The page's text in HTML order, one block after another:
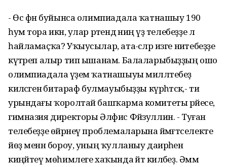
- Өс фән буйынса олимпиадала ҡатнашыу 190
һум тора икән, улар рәтендә ниңә үҙ телебеҙҙе лә
һайламаҫҡа? Уҡыусылар, ата-әсәләр изге ниәтебеҙҙе
күтәреп алыр тип ышанам. Балаларыбыҙҙың ошо
олимпиадала әүҙем ҡатнашыуы милләтебеҙ
киләсәгенә битараф булмауыбыҙҙы күрһәтәсәк,- ти
урындағы ҡоролтай башҡарма комитеты рәйесе,
гимназия директоры Әлфис Фәйзуллин. - Туған
телебеҙҙе өйрәнеү проблемаларына йәмәғәтселекте
йөҙ менән бороу, уның ҡулланыу даирәһен
киңәйтеү мөһимлеге хаҡында әйтә киләбеҙ. Әммә